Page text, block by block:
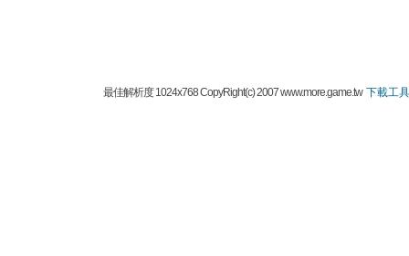
最佳解析度 1024x768 CopyRight(c) 2007 www.more.game.tw下載工